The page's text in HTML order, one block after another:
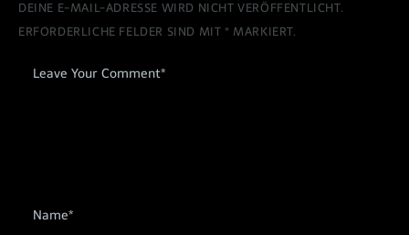
DEINE E-MAIL-ADRESSE WIRD NICHT VERÖFFENTLICHT.
ERFORDERLICHE FELDER SIND MIT* MARKIERT.